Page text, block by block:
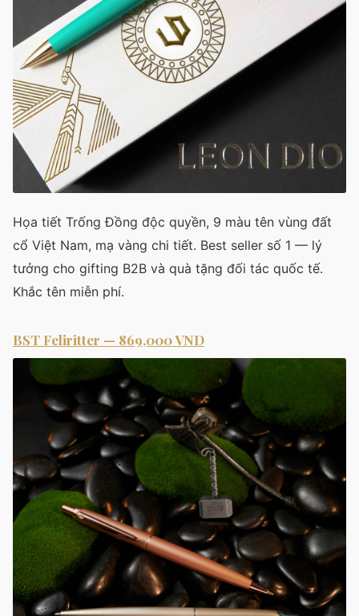
Họa tiết Trống Đồng độc quyền, 9 màu tên vùng đất
cổ Việt Nam, mạ vàng chi tiết. Best seller số 1 — lý
tưởng cho gifting B2B và quà tặng đối tác quốc tế.
Khắc tên miễn phí.
BST Feliritter — 869,000 VND